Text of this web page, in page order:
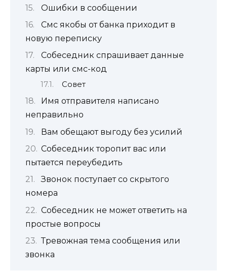
Ошибки в сообщении
Смс якобы от банка приходит в
новую переписку
Собеседник спрашивает данные
карты или смс-код
Совет
Имя отправителя написано
неправильно
Вам обещают выгоду без усилий
Собеседник торопит вас или
пытается переубедить
Звонок поступает со скрытого
номера
Собеседник не может ответить на
простые вопросы
Тревожная тема сообщения или
звонка